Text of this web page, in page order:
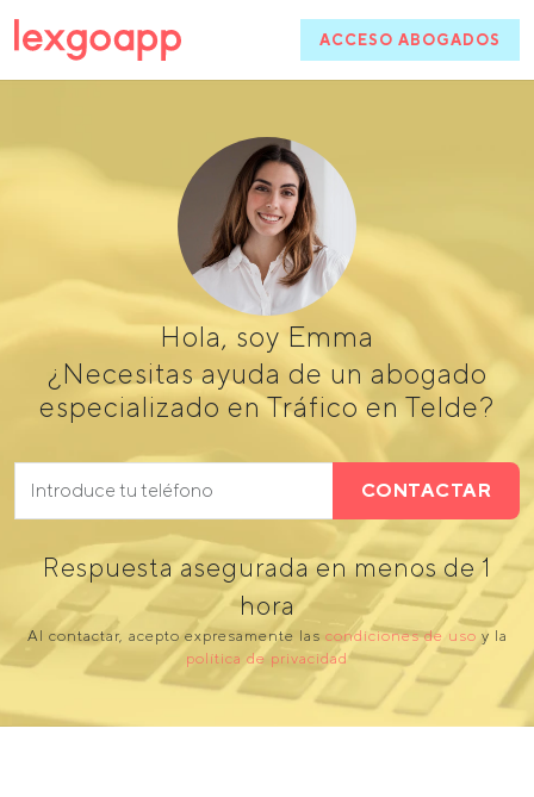
ACCESO ABOGADOS
Hola, soy Emma
¿Necesitas ayuda de un abogado
especializado en Tráfico en Telde?
CONTACTAR
Respuesta asegurada en menos de 1
hora
Al contactar, acepto expresamente las condiciones de uso y la
política de privacidad